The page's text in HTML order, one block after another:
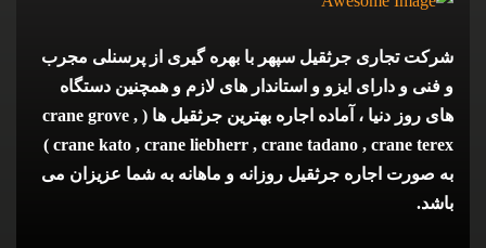
شرکت تجاری جرثقیل سپهر با بهره گیری از پرسنلی مجرب
و فنی و دارای ایزو و استاندار های لازم و همچنین دستگاه
های روز دنیا ، آماده اجاره بهترین جرثقیل ها ( crane grove ,
crane kato , crane liebherr , crane tadano , crane terex )
به صورت اجاره جرثقیل روزانه و ماهانه به شما عزیزان می
باشد.